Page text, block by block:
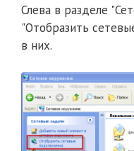
Слева в разделе
"Отобразить
в них.